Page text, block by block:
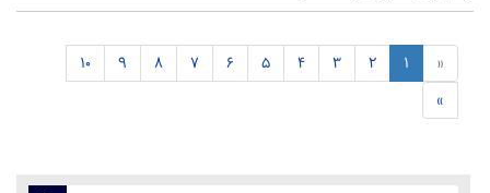
«
1
2
3
4
5
6
7
8
9
10
»